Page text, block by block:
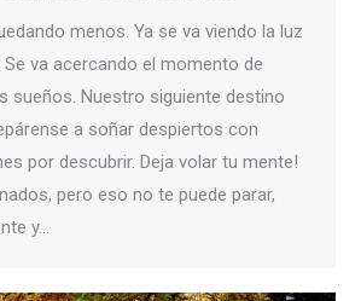
menos. Ya se va viendo la luz
Se va acercando el momento de
sueños. Nuestro siguiente destino
a soñar despiertos con
por descubrir. Deja volar tu mente!
pero eso no te puede parar,
y…